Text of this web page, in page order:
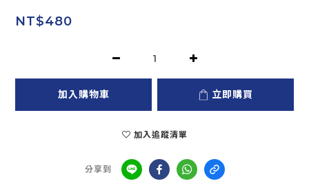
NT$480
加入購物車 立即購買
加入追蹤清單
分享到